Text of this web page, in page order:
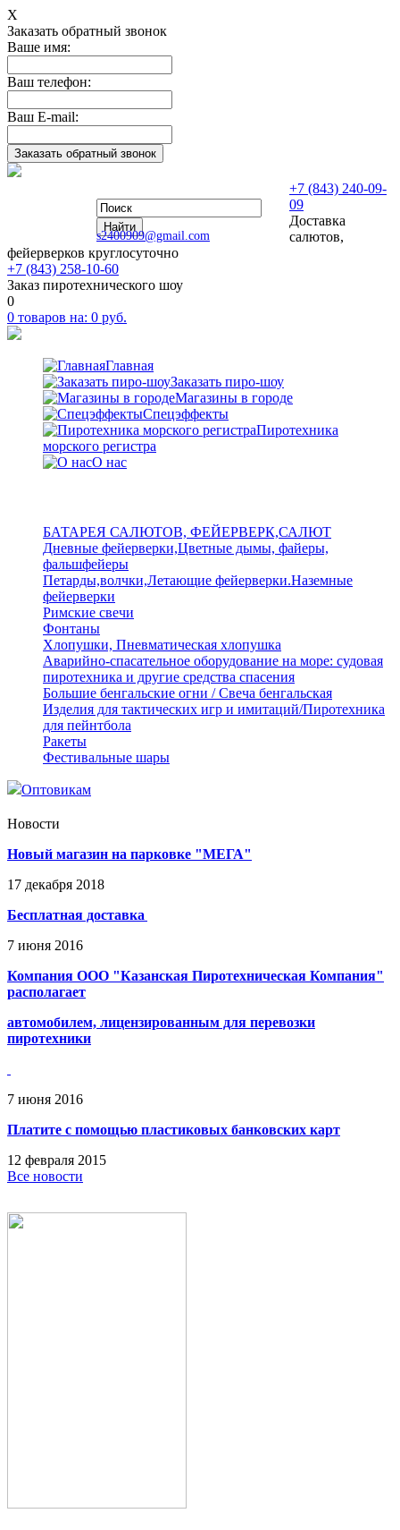
Х
Заказать обратный звонок
Ваше имя:
Ваш телефон:
Ваш E-mail:
s2400909@gmail.com
+7 (843) 240-09-
09
Доставка
салютов,
фейерверков круглосуточно
+7 (843) 258-10-60
Заказ пиротехнического шоу
0
0 товаров на: 0 руб.
Главная
Заказать пиро-шоу
Магазины в городе
Спецэффекты
Пиротехника
морского регистра
О нас
БАТАРЕЯ САЛЮТОВ, ФЕЙЕРВЕРК,САЛЮТ
Дневные фейерверки,Цветные дымы, файеры,
фальшфейеры
Петарды,волчки,Летающие фейерверки.Наземные
фейерверки
Римские свечи
Фонтаны
Хлопушки, Пневматическая хлопушка
Аварийно-спасательное оборудование на море: судовая
пиротехника и другие средства спасения
Большие бенгальские огни / Свеча бенгальская
Изделия для тактических игр и имитаций/Пиротехника
для пейнтбола
Ракеты
Фестивальные шары
Оптовикам
Новости
Новый магазин на парковке "МЕГА"
17 декабря 2018
Бесплатная доставка
7 июня 2016
Компания ООО "Казанская Пиротехническая Компания"
располагает
автомобилем, лицензированным для перевозки
пиротехники
7 июня 2016
Платите с помощью пластиковых банковских карт
12 февраля 2015
Все новости